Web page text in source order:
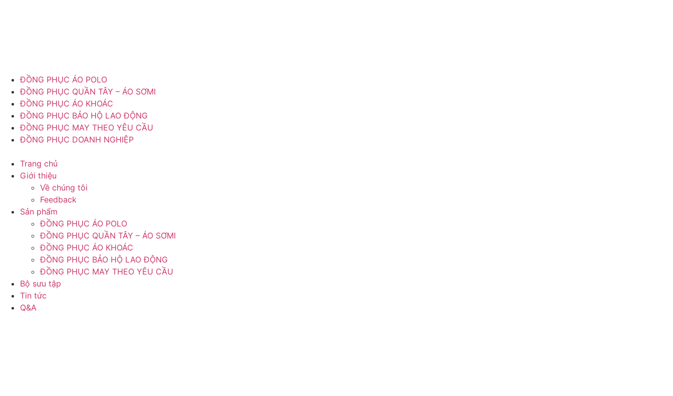
ĐỒNG PHỤC ÁO POLO
ĐỒNG PHỤC QUẦN TÂY – ÁO SƠMI
ĐỒNG PHỤC ÁO KHOÁC
ĐỒNG PHỤC BẢO HỘ LAO ĐỘNG
ĐỒNG PHỤC MAY THEO YÊU CẦU
ĐỒNG PHỤC DOANH NGHIỆP
Trang chủ
Giới thiệu
Về chúng tôi
Feedback
Sản phẩm
ĐỒNG PHỤC ÁO POLO
ĐỒNG PHỤC QUẦN TÂY – ÁO SƠMI
ĐỒNG PHỤC ÁO KHOÁC
ĐỒNG PHỤC BẢO HỘ LAO ĐỘNG
ĐỒNG PHỤC MAY THEO YÊU CẦU
Bộ sưu tập
Tin tức
Q&A